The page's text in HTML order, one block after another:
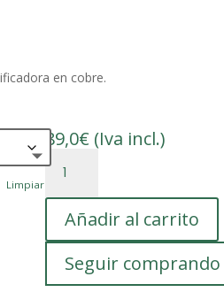
en cobre.
Limpiar
89,0€ (Iva incl.)
refinamiento
rectificadora
cantidad
Añadir al carrito
Seguir comprando